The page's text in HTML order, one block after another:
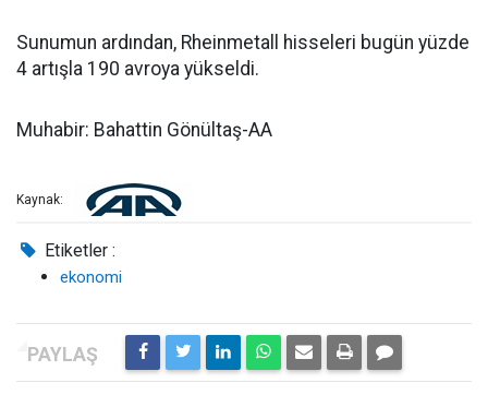
Sunumun ardından, Rheinmetall hisseleri bugün yüzde
4 artışla 190 avroya yükseldi.
Muhabir: Bahattin Gönültaş-AA
Kaynak:
Etiketler :
ekonomi